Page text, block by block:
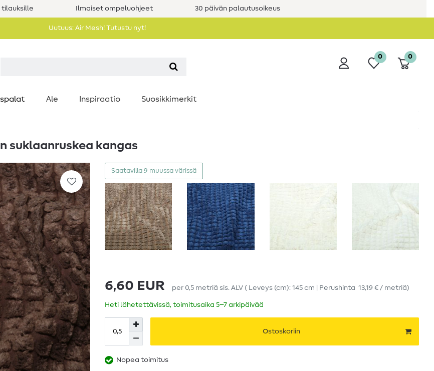
tilauksille Ilmaiset ompeluohjeet 30 päivän palautusoikeus
Uutuus: Air Mesh! Tutustu nyt!
0 0
Ale Inspiraatio Suosikkimerkit
suklaanruskea kangas
Saatavilla 9 muussa värissä
6,60 EUR per 0,5 metriä sis. ALV ( Leveys (cm): 145 cm | Perushinta 13,19 € / metriä)
Heti lähetettävissä, toimitusaika 5–7 arkipäivää
Ostoskoriin
Nopea toimitus